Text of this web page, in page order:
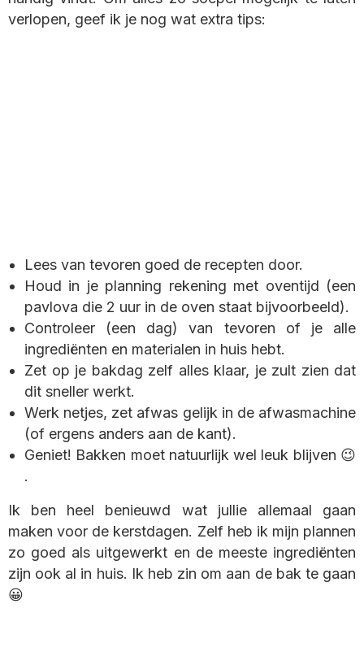
verlopen, geef ik je nog wat extra tips:
Lees van tevoren goed de recepten door.
Houd in je planning rekening met oventijd (een
pavlova die 2 uur in de oven staat bijvoorbeeld).
Controleer (een dag) van tevoren of je alle
ingrediënten en materialen in huis hebt.
Zet op je bakdag zelf alles klaar, je zult zien dat
dit sneller werkt.
Werk netjes, zet afwas gelijk in de afwasmachine
(of ergens anders aan de kant).
Geniet! Bakken moet natuurlijk wel leuk blijven 😉
.
Ik ben heel benieuwd wat jullie allemaal gaan
maken voor de kerstdagen. Zelf heb ik mijn plannen
zo goed als uitgewerkt en de meeste ingrediënten
zijn ook al in huis. Ik heb zin om aan de bak te gaan
😀